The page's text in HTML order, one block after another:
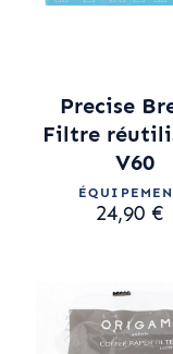
Precise
Filtre
V60
24,90 €